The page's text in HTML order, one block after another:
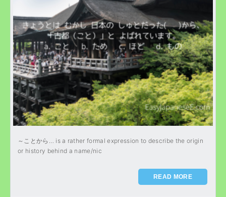
～ことから… is a rather formal expression to describe the origin
or history behind a name/nic
READ MORE